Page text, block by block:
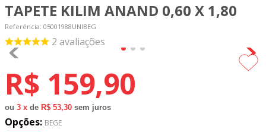
TAPETE KILIM ANAND 0,60 X 1,80
Referência: 05001988UNIBEG
2 avaliações
R$ 159,90
ou 3 x de R$ 53,30 sem juros
Opções: BEGE
2º
tapete
3º
cortina
4
5º
tapetes
tecido tricoline
7º
percal